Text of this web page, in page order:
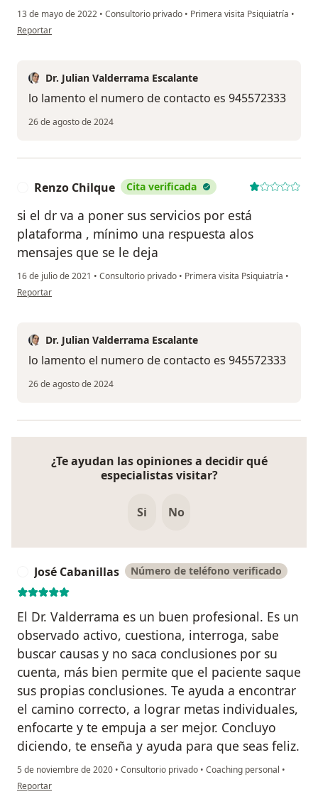
13 de mayo de 2022 • Consultorio privado • Primera visita Psiquiatría •
en opinión del usuario Jose
Reportar
Dr. Julian Valderrama Escalante
lo lamento el numero de contacto es 945572333
26 de agosto de 2024
Renzo Chilque Cita verificada
si el dr va a poner sus servicios por está
plataforma , mínimo una respuesta alos
mensajes que se le deja
16 de julio de 2021 • Consultorio privado • Primera visita Psiquiatría •
en opinión del usuario Renzo Chilque
Reportar
Dr. Julian Valderrama Escalante
lo lamento el numero de contacto es 945572333
26 de agosto de 2024
¿Te ayudan las opiniones a decidir qué
especialistas visitar?
Si No
José Cabanillas Número de teléfono verificado
El Dr. Valderrama es un buen profesional. Es un
observado activo, cuestiona, interroga, sabe
buscar causas y no saca conclusiones por su
cuenta, más bien permite que el paciente saque
sus propias conclusiones. Te ayuda a encontrar
el camino correcto, a lograr metas individuales,
enfocarte y te empuja a ser mejor. Concluyo
diciendo, te enseña y ayuda para que seas feliz.
5 de noviembre de 2020 • Consultorio privado • Coaching personal •
en opinión del usuario José Cabanillas
Reportar